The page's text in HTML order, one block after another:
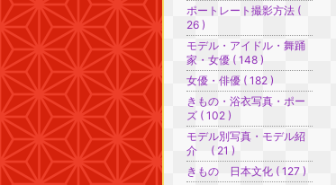
ポートレート撮影方法 (
26 )
モデル・アイドル・舞踊
家・女優 ( 148 )
女優・俳優 ( 182 )
きもの・浴衣写真・ポー
ズ ( 102 )
モデル別写真・モデル紹
介 ( 21 )
きもの 日本文化 ( 127 )